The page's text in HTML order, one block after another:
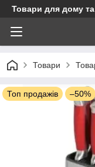
Товари для дому та
Товари
Топ продажів –50%